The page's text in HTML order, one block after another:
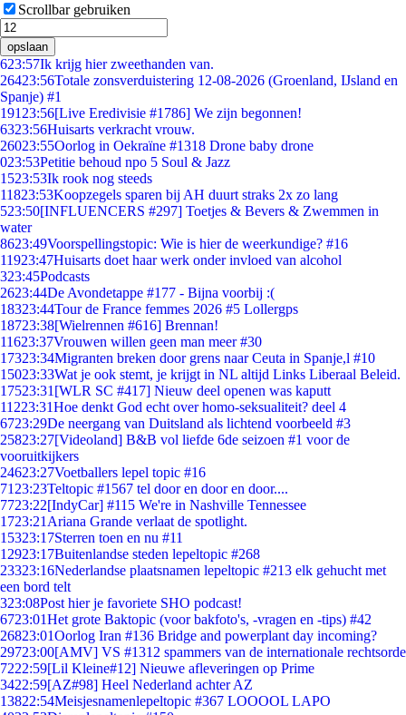
Scrollbar gebruiken
opslaan
623:57Ik krijg hier zweethanden van.
26423:56Totale zonsverduistering 12-08-2026 (Groenland, IJsland en
Spanje) #1
191 23:56[Live Eredivisie #1786] We zijn begonnen!
6323:56Huisarts verkracht vrouw.
26023:55Oorlog in Oekraïne #1318 Drone baby drone
023:53Petitie behoud npo 5 Soul & Jazz
1523:53Ik rook nog steeds
11823:53Koopzegels sparen bij AH duurt straks 2x zo lang
523:50[INFLUENCERS #297] Toetjes & Bevers & Zwemmen in
water
8623:49Voorspellingstopic: Wie is hier de weerkundige? #16
11923:47Huisarts doet haar werk onder invloed van alcohol
323:45Podcasts
2623:44De Avondetappe #177 - Bijna voorbij :(
18323:44Tour de France femmes 2026 #5 Lollergps
18723:38[Wielrennen #616] Brennan!
11623:37Vrouwen willen geen man meer #30
17323:34Migranten breken door grens naar Ceuta in Spanje,l #10
15023:33Wat je ook stemt, je krijgt in NL altijd Links Liberaal Beleid.
17523:31 [WLR SC #417] Nieuw deel openen was kaputt
11223:31Hoe denkt God echt over homo-seksualiteit? deel 4
6723:29De neergang van Duitsland als lichtend voorbeeld #3
25823:27[Videoland] B&B vol liefde 6de seizoen #1 voor de
vooruitkijkers
24623:27Voetballers lepel topic #16
71 23:23Teltopic #1567 tel door en door en door....
7723:22[IndyCar] #115 We're in Nashville Tennessee
1723:21 Ariana Grande verlaat de spotlight.
15323:17Sterren toen en nu #11
12923:17Buitenlandse steden lepeltopic #268
23323:16Nederlandse plaatsnamen lepeltopic #213 elk gehucht met
een bord telt
323:08Post hier je favoriete SHO podcast!
6723:01Het grote Baktopic (voor bakfoto's, -vragen en -tips) #42
26823:01Oorlog Iran #136 Bridge and powerplant day incoming?
29723:00[AMV] VS #1312 spammers van de internationale rechtsorde
7222:59[Lil Kleine#12] Nieuwe afleveringen op Prime
3422:59[AZ#98] Heel Nederland achter AZ
13822:54Meisjesnamenlepeltopic #367 LOOOOL LAPO